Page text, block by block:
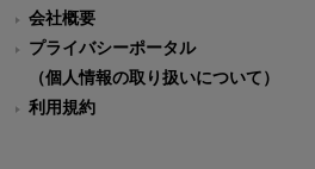
会社概要
プライバシーポータル
（個人情報の取り扱いについて）
利用規約